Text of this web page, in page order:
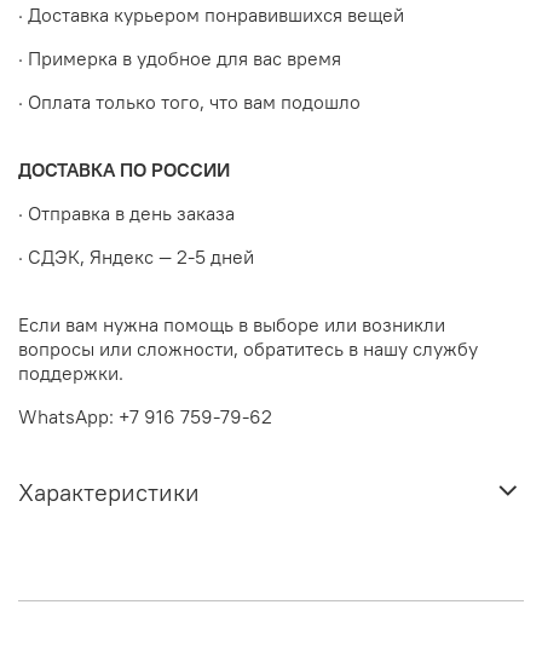
· Доставка курьером понравившихся вещей
· Примерка в удобное для вас время
· Оплата только того, что вам подошло
ДОСТАВКА ПО РОССИИ
· Отправка в день заказа
· СДЭК, Яндекс — 2-5 дней
Если вам нужна помощь в выборе или возникли
вопросы или сложности, обратитесь в нашу службу
поддержки.
WhatsApp: +7 916 759-79-62
Характеристики